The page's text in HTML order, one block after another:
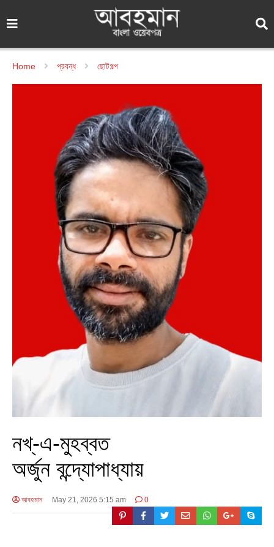
Home প্রবন্ধ ছোটগল্প
নখ্-এ-মুহব্বত
অর্জুন বন্দ্যোপাধ্যায়
আবহমান May 21, 2026 5:15 am 0